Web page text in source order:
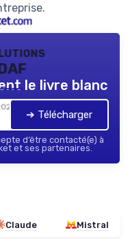
le livre blanc
➔ Télécharger
d’être contacté(e) à
et ses partenaires.
Claude Mistral